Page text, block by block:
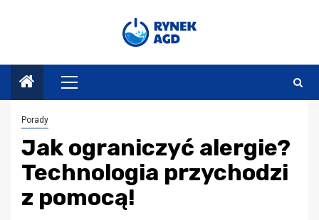
Menu
główne
Porady
Jak ograniczyć alergie?
Technologia przychodzi
z pomocą!